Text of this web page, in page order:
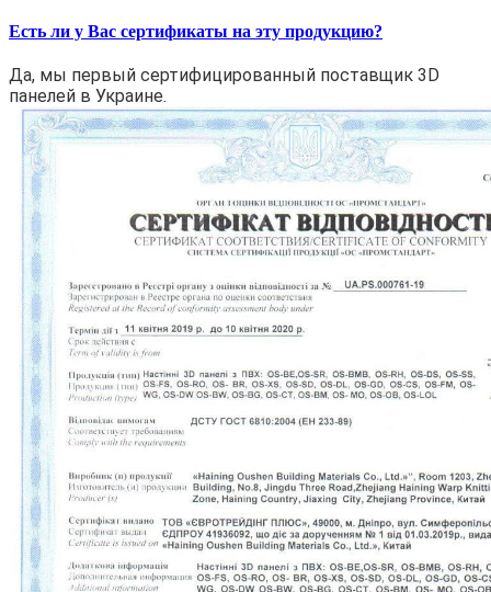
Есть ли у Вас сертификаты на эту продукцию?
Да, мы первый сертифицированный поставщик 3D
панелей в Украине.